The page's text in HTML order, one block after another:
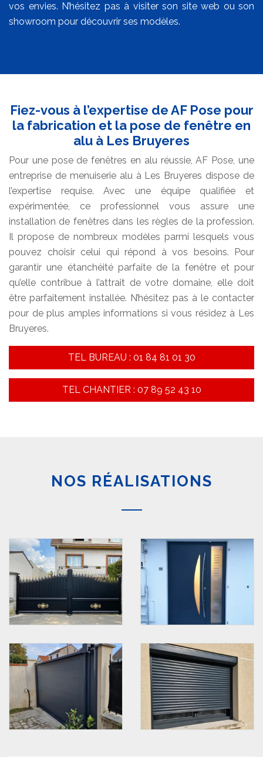
vos envies. N’hésitez pas à visiter son site web ou son
showroom pour découvrir ses modèles.
Fiez-vous à l’expertise de AF Pose pour
la fabrication et la pose de fenêtre en
alu à Les Bruyeres
Pour une pose de fenêtres en alu réussie, AF Pose, une
entreprise de menuiserie alu à Les Bruyeres dispose de
l’expertise requise. Avec une équipe qualifiée et
expérimentée, ce professionnel vous assure une
installation de fenêtres dans les règles de la profession.
Il propose de nombreux modèles parmi lesquels vous
pouvez choisir celui qui répond à vos besoins. Pour
garantir une étanchéité parfaite de la fenêtre et pour
qu’elle contribue à l’attrait de votre domaine, elle doit
être parfaitement installée. N’hésitez pas à le contacter
pour de plus amples informations si vous résidez à Les
Bruyeres.
TEL BUREAU : 01 84 81 01 30
TEL CHANTIER : 07 89 52 43 10
NOS RÉALISATIONS